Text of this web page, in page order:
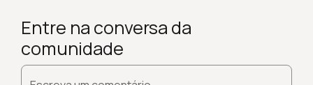
Entre na conversa da
comunidade